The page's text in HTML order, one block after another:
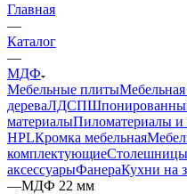
Главная
—
Каталог
—
МДФ
Мебельные плиты
дереваЛДСП
материалыПиломатериалы
HPLКромка мебельная
комплектующиеСтолешницы
аксессуарыФанераКухни на
—МДФ 22 мм